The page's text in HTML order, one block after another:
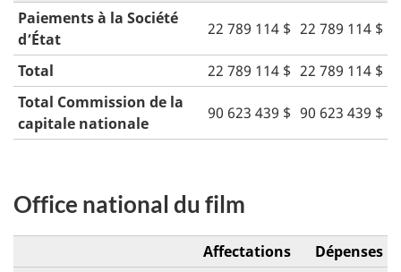
Paiements à la Société
d’État
22 789 114 $ 22 789 114 $
Total 22 789 114 $ 22 789 114 $
Total Commission de la
capitale nationale
90 623 439 $ 90 623 439 $
Office national du film
Affectations
Dépenses